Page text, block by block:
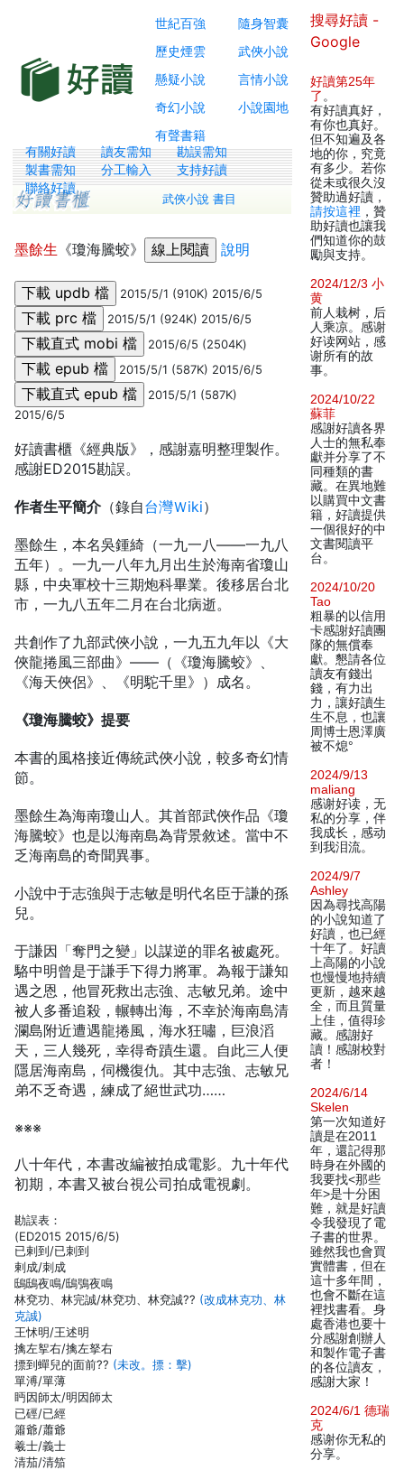
世紀百強
隨身智囊
歷史煙雲
武俠小說
懸疑小說
言情小說
奇幻小說
小說園地
有聲書籍
有關好讀 讀友需知
勘誤需知
製書需知
分工輸入
支持好讀
聯絡好讀
武俠小說 書目
墨餘生 《瓊海騰蛟》 說明
2015/5/1 (910K) 2015/6/5
2015/5/1 (924K) 2015/6/5
2015/6/5 (2504K)
2015/5/1 (587K) 2015/6/5
2015/5/1 (587K)
2015/6/5
好讀書櫃《經典版》，感謝嘉明整理製作。
感謝ED2015勘誤。
作者生平簡介（錄自台灣Ｗiki）
墨餘生，本名吳鍾綺（一九一八——一九八
五年）。一九一八年九月出生於海南省瓊山
縣，中央軍校十三期炮科畢業。後移居台北
市，一九八五年二月在台北病逝。
共創作了九部武俠小說，一九五九年以《大
俠龍捲風三部曲》——（《瓊海騰蛟》、
《海天俠侶》、《明駝千里》）成名。
《瓊海騰蛟》提要
本書的風格接近傳統武俠小說，較多奇幻情
節。
墨餘生為海南瓊山人。其首部武俠作品《瓊
海騰蛟》也是以海南島為背景敘述。當中不
乏海南島的奇聞異事。
小說中于志強與于志敏是明代名臣于謙的孫
兒。
于謙因「奪門之變」以謀逆的罪名被處死。
駱中明曾是于謙手下得力將軍。為報于謙知
遇之恩，他冒死救出志強、志敏兄弟。途中
被人多番追殺，輾轉出海，不幸於海南島清
瀾島附近遭遇龍捲風，海水狂嘯，巨浪滔
天，三人幾死，幸得奇蹟生還。自此三人便
隱居海南島，伺機復仇。其中志強、志敏兄
弟不乏奇遇，練成了絕世武功……
※※※
八十年代，本書改編被拍成電影。九十年代
初期，本書又被台視公司拍成電視劇。
勘誤表：
(ED2015 2015/6/5)
已剌到/已刺到
剌成/刺成
鴟鴟夜鳴/鴟鴞夜鳴
林兗功、林完誠/林兗功、林兗誠?? (改成林克功、林
克誠)
王怵明/王述明
擒左挐右/擒左拏右
摽到蟬兒的面前?? (未改。摽：擊)
單溥/單薄
眄因師太/明因師太
已硜/已經
簫爺/蕭爺
羲士/義士
清茄/清笳
搜尋好讀 -
Google
好讀第25年
了 。
有好讀真好，
有你也真好。
但不知遍及各
地的你，究竟
有多少。若你
從未或很久沒
贊助過好讀，
請按這裡 ，贊
助好讀也讓我
們知道你的鼓
勵與支持。
2024/12/3 小
黄
前人栽树，后
人乘凉。感谢
好读网站，感
谢所有的故
事。
2024/10/22
蘇菲
感謝好讀各界
人士的無私奉
獻并分享了不
同種類的書
藏。在異地難
以購買中文書
籍，好讀提供
一個很好的中
文書閱讀平
台。
2024/10/20
Tao
粗暴的以信用
卡感謝好讀團
隊的無償奉
獻。懇請各位
讀友有錢出
錢，有力出
力，讓好讀生
生不息，也讓
周博士恩澤廣
被不熄°
2024/9/13
maliang
感谢好读，无
私的分享，伴
我成长，感动
到我泪流。
2024/9/7
Ashley
因為尋找高陽
的小說知道了
好讀，也已經
十年了。好讀
上高陽的小說
也慢慢地持續
更新，越來越
全，而且質量
上佳，值得珍
藏。感謝好
讀！感謝校對
者！
2024/6/14
Skelen
第一次知道好
讀是在2011
年，還記得那
時身在外國的
我要找<那些
年>是十分困
難，就是好讀
令我發現了電
子書的世界。
雖然我也會買
實體書，但在
這十多年間，
也會不斷在這
裡找書看。身
處香港也要十
分感謝創辦人
和製作電子書
的各位讀友，
感謝大家！
2024/6/1 德瑞
克
感谢你无私的
分享。